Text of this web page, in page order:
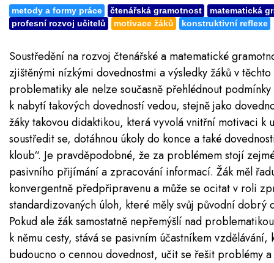
metody a formy práce čtenářská gramotnost
matematická
profesní rozvoj učitelů
motivace žáků konstruktivní reflexe
Soustředění na rozvoj čtenářské a matematické
zjištěnými nízkými dovednostmi a výsledky žáků v
problematiky ale nelze současně přehlédnout
k nabytí takových dovedností vedou, stejně jako
žáky takovou didaktikou, která vyvolá vnitřní motivaci k
soustředit se, dotáhnou úkoly do konce a také
kloub“. Je pravděpodobné, že za problémem stojí
pasivního přijímání a zpracování informací. Žák měl
konvergentně předpřipravenu a může se ocitat v roli
standardizovaných úloh, které měly svůj původní dobrý
Pokud ale žák samostatně nepřemýšlí nad
k němu cesty, stává se pasivním účastníkem
budoucno o cennou dovednost, učit se řešit problémy